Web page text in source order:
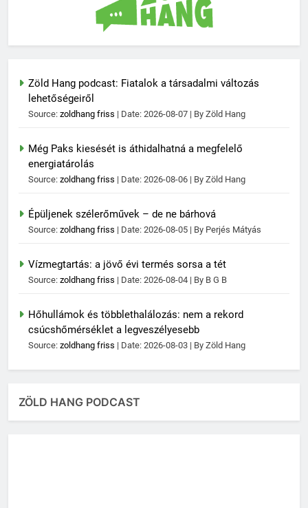
Zöld Hang podcast: Fiatalok a társadalmi változás
lehetőségeiről
Source: zoldhang friss Date: 2026-08-07 By Zöld Hang
Még Paks kiesését is áthidalhatná a megfelelő
energiatárolás
Source: zoldhang friss Date: 2026-08-06 By Zöld Hang
Épüljenek szélerőművek – de ne bárhová
Source: zoldhang friss Date: 2026-08-05 By Perjés Mátyás
Vízmegtartás: a jövő évi termés sorsa a tét
Source: zoldhang friss Date: 2026-08-04 By B G B
Hőhullámok és többlethalálozás: nem a rekord
csúcshőmérséklet a legveszélyesebb
Source: zoldhang friss Date: 2026-08-03 By Zöld Hang
ZÖLD HANG PODCAST